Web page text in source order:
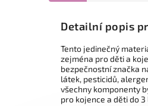
Detailní popis
Tento jedinečný
zejména pro děti a
bezpečnostní značka
látek, pesticidů,
všechny komponenty
pro kojence a děti do